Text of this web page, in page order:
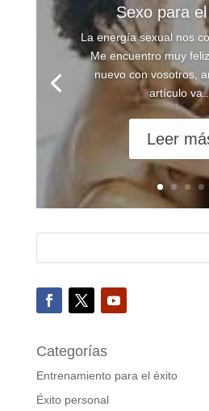
Sexo para
La energía sexual nos
Me encuentro muy
nuevo con vosotros,
artículo
Leer
Categorías
Entrenamiento para el éxito
Éxito personal